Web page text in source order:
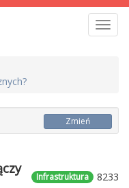
Zmień
8233
Infrastruktura